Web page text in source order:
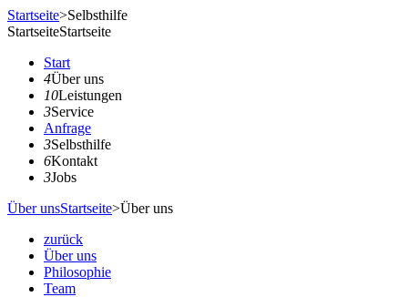
Startseite>Selbsthilfe
StartseiteStartseite
Start
4Über uns
10Leistungen
3Service
Anfrage
3Selbsthilfe
6Kontakt
3Jobs
Über unsStartseite>Über uns
zurück
Über uns
Philosophie
Team